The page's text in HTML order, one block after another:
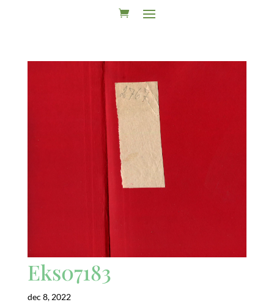
Eks07183
dec 8, 2022